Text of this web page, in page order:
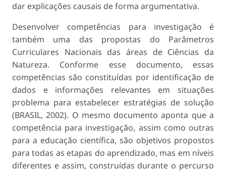
dar explicações causais de forma argumentativa.
Desenvolver competências para investigação é
também uma das propostas do Parâmetros
Curriculares Nacionais das áreas de Ciências da
Natureza. Conforme esse documento, essas
competências são constituídas por identificação de
dados e informações relevantes em situações
problema para estabelecer estratégias de solução
(BRASIL, 2002). O mesmo documento aponta que a
competência para investigação, assim como outras
para a educação científica, são objetivos propostos
para todas as etapas do aprendizado, mas em níveis
diferentes e assim, construídas durante o percurso